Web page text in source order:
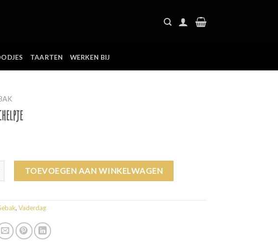
TAARTEN WERKEN BIJ
aantal
TOEVOEGEN AAN WINKELWAGEN
, Vaderdag